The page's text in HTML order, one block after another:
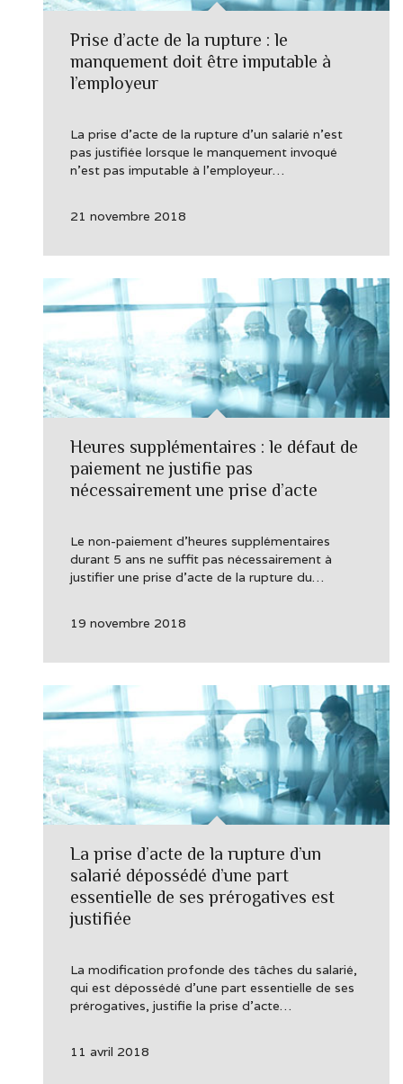
Prise d’acte de la rupture : le
manquement doit être imputable à
l’employeur
La prise d’acte de la rupture d’un salarié n’est
pas justifiée lorsque le manquement invoqué
n’est pas imputable à l’employeur…
21 novembre 2018
Heures supplémentaires : le défaut de
paiement ne justifie pas
nécessairement une prise d’acte
Le non-paiement d’heures supplémentaires
durant 5 ans ne suffit pas nécessairement à
justifier une prise d’acte de la rupture du…
19 novembre 2018
La prise d’acte de la rupture d’un
salarié dépossédé d’une part
essentielle de ses prérogatives est
justifiée
La modification profonde des tâches du salarié,
qui est dépossédé d’une part essentielle de ses
prérogatives, justifie la prise d’acte…
11 avril 2018